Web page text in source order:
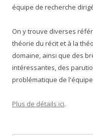
équipe de recherche
On y trouve diverses
théorie du récit et à la
domaine, ainsi que des
intéressantes, des
problématique de
Plus de détails ici.